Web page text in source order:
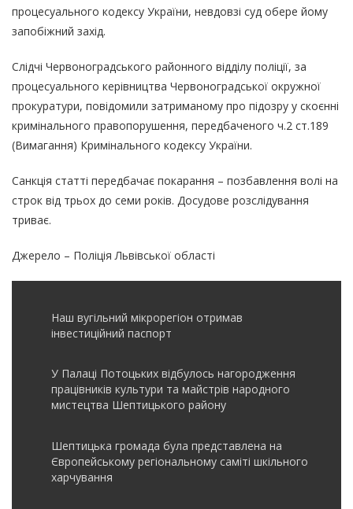
процесуального кодексу України, невдовзі суд обере йому
запобіжний захід.
Слідчі Червоноградського районного відділу поліції, за
процесуального керівництва Червоноградської окружної
прокуратури, повідомили затриманому про підозру у скоєнні
кримінального правопорушення, передбаченого ч.2 ст.189
(Вимагання) Кримінального кодексу України.
Санкція статті передбачає покарання – позбавлення волі на
строк від трьох до семи років. Досудове розслідування
триває.
Джерело – Поліція Львівської області
Наш вугільний мікрорегіон отримав
інвеcтиційний паспорт
У Палаці Потоцьких відбулось нагородження
працівників культури та майстрів народного
мистецтва Шептицького району
Шептицька громада була представлена на
Європейському регіональному саміті шкільного
харчування